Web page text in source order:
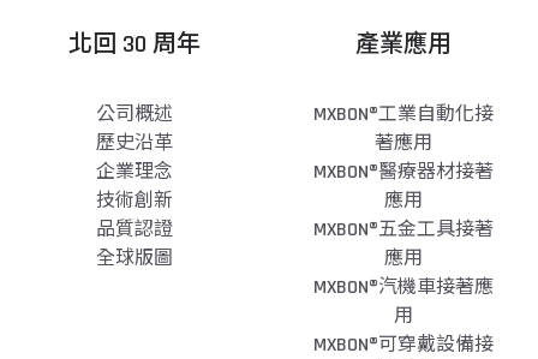
北回 30 周年
公司概述
歷史沿革
企業理念
技術創新
品質認證
全球版圖
產業應用
MXBON®工業自動化接
著應用
MXBON®醫療器材接著
應用
MXBON®五金工具接著
應用
MXBON®汽機車接著應
用
MXBON®可穿戴設備接